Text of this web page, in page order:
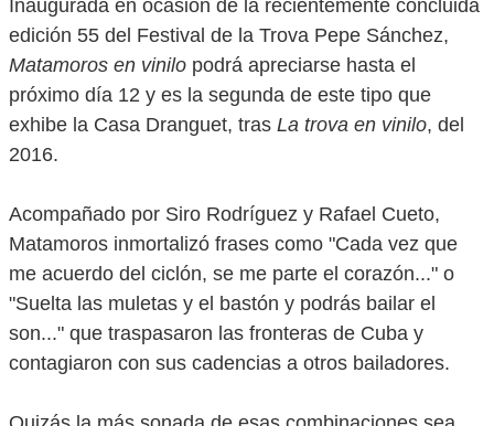
Inaugurada en ocasión de la recientemente concluida
edición 55 del Festival de la Trova Pepe Sánchez,
Matamoros en vinilo podrá apreciarse hasta el
próximo día 12 y es la segunda de este tipo que
exhibe la Casa Dranguet, tras La trova en vinilo, del
2016.
Acompañado por Siro Rodríguez y Rafael Cueto,
Matamoros inmortalizó frases como "Cada vez que
me acuerdo del ciclón, se me parte el corazón..." o
"Suelta las muletas y el bastón y podrás bailar el
son..." que traspasaron las fronteras de Cuba y
contagiaron con sus cadencias a otros bailadores.